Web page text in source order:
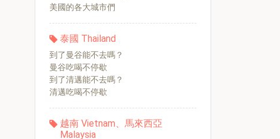
美國的各大城市們
泰國 Thailand
到了曼谷能不去嗎？
曼谷吃喝不停歇
到了清邁能不去嗎？
清邁吃喝不停歇
越南 Vietnam、馬來西亞
Malaysia